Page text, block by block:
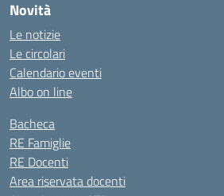
Novità
Le notizie
Le circolari
Calendario eventi
Albo on line
Bacheca
RE Famiglie
RE Docenti
Area riservata docenti